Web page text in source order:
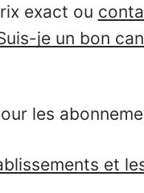
exact ou
je un bon
les
et